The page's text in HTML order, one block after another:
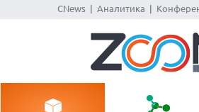
CNews| Аналитика